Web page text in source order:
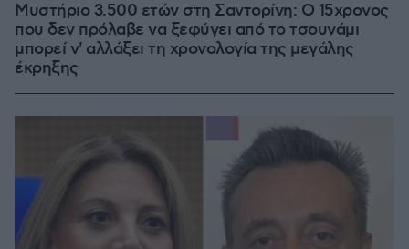
Μυστήριο 3.500 ετών στη Σαντορίνη: Ο 15χρονος
που δεν πρόλαβε να ξεφύγει από το τσουνάμι
μπορεί ν' αλλάξει τη χρονολογία της μεγάλης
έκρηξης